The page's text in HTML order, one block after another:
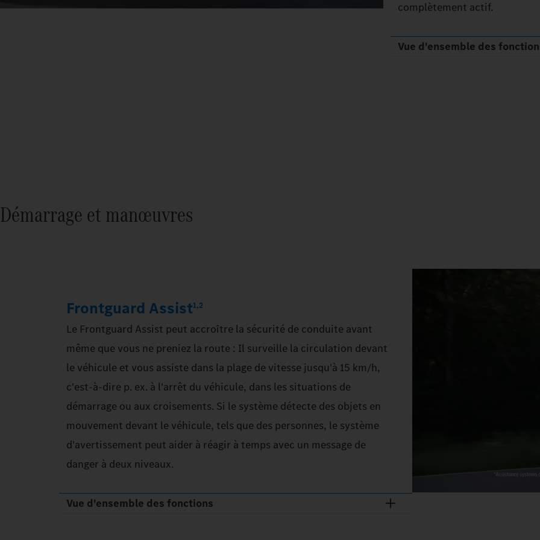
complètement actif.
Vue d'ensemble des
Démarrage et manœuvres
Frontguard Assist1,2
Le Frontguard Assist peut accroître la sécurité de conduite avant
même que vous ne preniez la route : Il surveille la circulation devant
le véhicule et vous assiste dans la plage de vitesse jusqu'à 15 km/h,
c'est-à-dire p. ex. à l'arrêt du véhicule, dans les situations de
démarrage ou aux croisements. Si le système détecte des objets en
mouvement devant le véhicule, tels que des personnes, le système
d'avertissement peut aider à réagir à temps avec un message de
danger à deux niveaux.
Vue d'ensemble des fonctions